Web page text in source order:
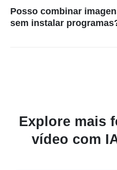
Posso combinar
sem instalar
Explore mais
vídeo com